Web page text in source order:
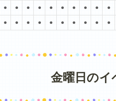
● ● ● ● ● ● ● ● ● ●
● ● ● ● ● ● ● ● ● ●
金曜日の